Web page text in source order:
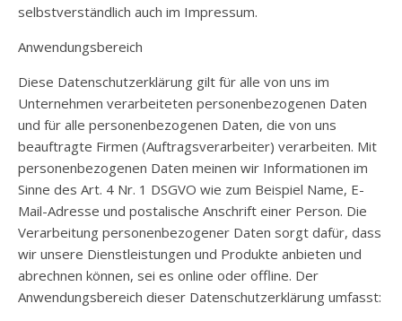
selbstverständlich auch im Impressum.
Anwendungsbereich
Diese Datenschutzerklärung gilt für alle von uns im
Unternehmen verarbeiteten personenbezogenen Daten
und für alle personenbezogenen Daten, die von uns
beauftragte Firmen (Auftragsverarbeiter) verarbeiten. Mit
personenbezogenen Daten meinen wir Informationen im
Sinne des Art. 4 Nr. 1 DSGVO wie zum Beispiel Name, E-
Mail-Adresse und postalische Anschrift einer Person. Die
Verarbeitung personenbezogener Daten sorgt dafür, dass
wir unsere Dienstleistungen und Produkte anbieten und
abrechnen können, sei es online oder offline. Der
Anwendungsbereich dieser Datenschutzerklärung umfasst: